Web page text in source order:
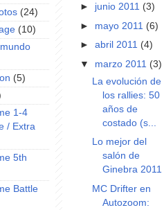
(24)
(10)
(5)
1-4
/ Extra
5th
Battle
► junio 2011 (3)
► mayo 2011 (6)
►abril 2011 (4)
▼ marzo 2011 (3)
La evolución de
los rallies: 50
años de
costado (s...
Lo mejor del
salón de
Ginebra 2011
MC Drifter en
Autozoom: